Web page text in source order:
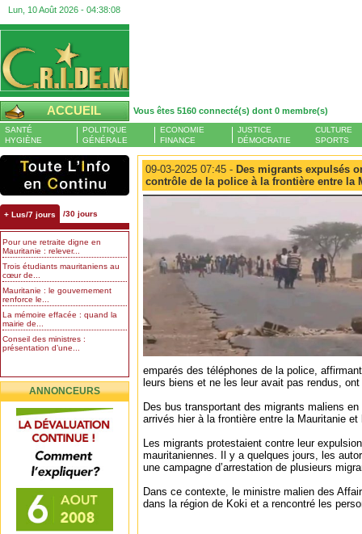
Lun, 10 Août 2026 - 04:38:09
ACCUEIL Vous êtes 5160 connecté(s) dont 0 membre(s)
SANTÉ
HYGIÈNE
POLITIQUE
GÉNÉRALE
ECONOMIE
FINANCE
JUSTICE
DÉMOCRATIE
CULTURE
SPORTS
+ Lus/7 jours /30 jours
Pour une retraite digne en
Mauritanie : relever...
Trois étudiants mauritaniens au
cœur de...
Mauritanie : le gouvernement
renforce le...
La mémoire effacée : quand la
mairie de...
Conseil des ministres :
présentation d’une...
ANNONCEURS
09-03-2025 07:45 - Des migrants expulsés
contrôle de la police à la frontière entre la
emparés des téléphones de la police,
leurs biens et ne les leur avait pas rendus,
Des bus transportant des migrants maliens
arrivés hier à la frontière entre la Mauritanie et
Les migrants protestaient contre leur
mauritaniennes. Il y a quelques jours, les
une campagne d’arrestation de plusieurs
Dans ce contexte, le ministre malien des
dans la région de Koki et a rencontré les